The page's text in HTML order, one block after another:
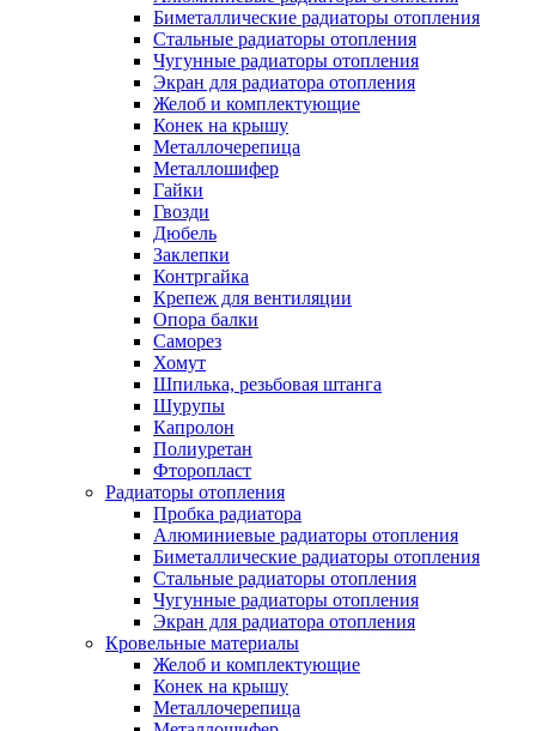
Биметаллические радиаторы отопления
Стальные радиаторы отопления
Чугунные радиаторы отопления
Экран для радиатора отопления
Желоб и комплектующие
Конек на крышу
Металлочерепица
Металлошифер
Гайки
Гвозди
Дюбель
Заклепки
Контргайка
Крепеж для вентиляции
Опора балки
Саморез
Хомут
Шпилька, резьбовая штанга
Шурупы
Капролон
Полиуретан
Фторопласт
Радиаторы отопления
Пробка радиатора
Алюминиевые радиаторы отопления
Биметаллические радиаторы отопления
Стальные радиаторы отопления
Чугунные радиаторы отопления
Экран для радиатора отопления
Кровельные материалы
Желоб и комплектующие
Конек на крышу
Металлочерепица